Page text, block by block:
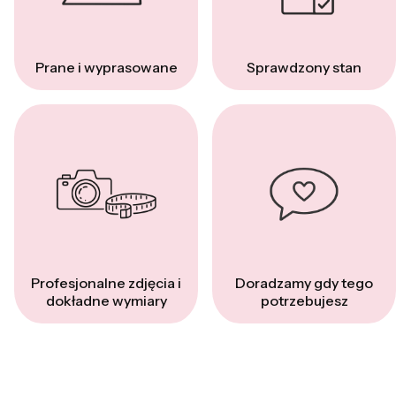
Prane i wyprasowane Sprawdzony stan
Profesjonalne zdjęcia i
dokładne wymiary
Doradzamy gdy tego
potrzebujesz